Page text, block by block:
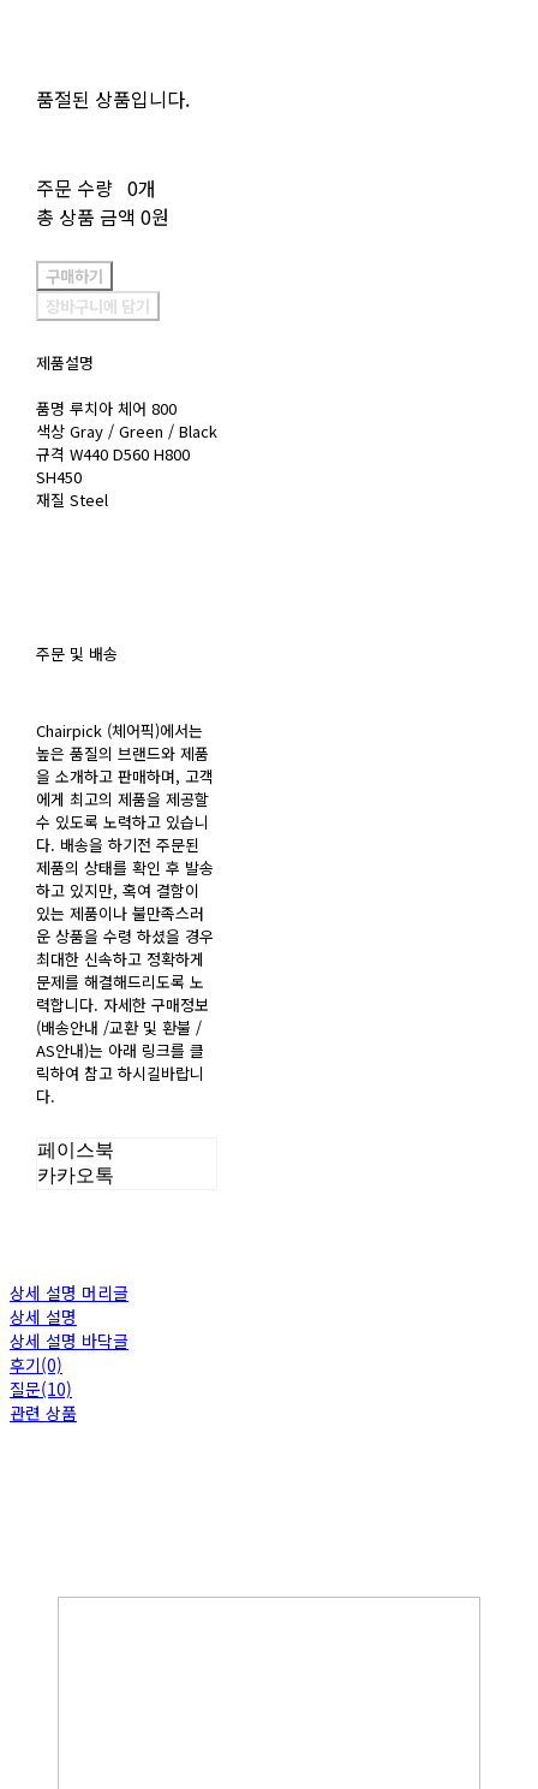
품절된 상품입니다.
주문 수량 0개
총 상품 금액 0원
구매하기
장바구니에 담기
제품설명
품명 루치아 체어 800
색상 Gray / Green / Black
규격 W440 D560 H800
SH450
재질 Steel
주문 및 배송
Chairpick (체어픽)에서는
높은 품질의 브랜드와 제품
을 소개하고 판매하며, 고객
에게 최고의 제품을 제공할
수 있도록 노력하고 있습니
다. 배송을 하기전 주문된
제품의 상태를 확인 후 발송
하고 있지만, 혹여 결함이
있는 제품이나 불만족스러
운 상품을 수령 하셨을 경우
최대한 신속하고 정확하게
문제를 해결해드리도록 노
력합니다. 자세한 구매정보
(배송안내 /교환 및 환불 /
AS안내)는 아래 링크를 클
릭하여 참고 하시길바랍니
다.
페이스북
카카오톡
상세 설명 머리글
상세 설명
상세 설명 바닥글
후기(0)
질문(10)
관련 상품